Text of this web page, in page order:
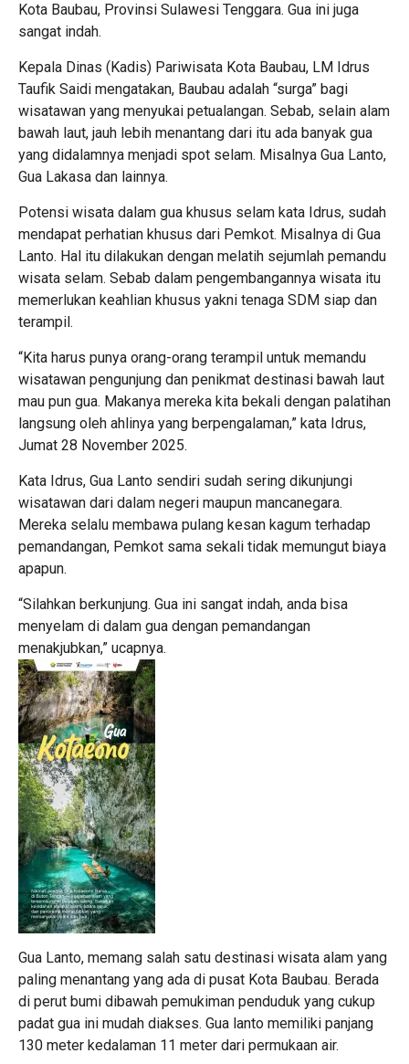
Kota Baubau, Provinsi Sulawesi Tenggara. Gua ini juga
sangat indah.
Kepala Dinas (Kadis) Pariwisata Kota Baubau, LM Idrus
Taufik Saidi mengatakan, Baubau adalah “surga” bagi
wisatawan yang menyukai petualangan. Sebab, selain alam
bawah laut, jauh lebih menantang dari itu ada banyak gua
yang didalamnya menjadi spot selam. Misalnya Gua Lanto,
Gua Lakasa dan lainnya.
Potensi wisata dalam gua khusus selam kata Idrus, sudah
mendapat perhatian khusus dari Pemkot. Misalnya di Gua
Lanto. Hal itu dilakukan dengan melatih sejumlah pemandu
wisata selam. Sebab dalam pengembangannya wisata itu
memerlukan keahlian khusus yakni tenaga SDM siap dan
terampil.
“Kita harus punya orang-orang terampil untuk memandu
wisatawan pengunjung dan penikmat destinasi bawah laut
mau pun gua. Makanya mereka kita bekali dengan palatihan
langsung oleh ahlinya yang berpengalaman,” kata Idrus,
Jumat 28 November 2025.
Kata Idrus, Gua Lanto sendiri sudah sering dikunjungi
wisatawan dari dalam negeri maupun mancanegara.
Mereka selalu membawa pulang kesan kagum terhadap
pemandangan, Pemkot sama sekali tidak memungut biaya
apapun.
“Silahkan berkunjung. Gua ini sangat indah, anda bisa
menyelam di dalam gua dengan pemandangan
menakjubkan,” ucapnya.
Gua Lanto, memang salah satu destinasi wisata alam yang
paling menantang yang ada di pusat Kota Baubau. Berada
di perut bumi dibawah pemukiman penduduk yang cukup
padat gua ini mudah diakses. Gua lanto memiliki panjang
130 meter kedalaman 11 meter dari permukaan air.